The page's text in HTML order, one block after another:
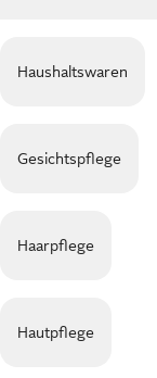
Haushaltswaren
Gesichtspflege
Haarpflege
Hautpflege